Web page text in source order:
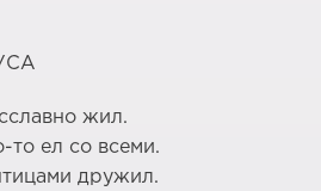
жил.
то ел со всеми.
дружил.